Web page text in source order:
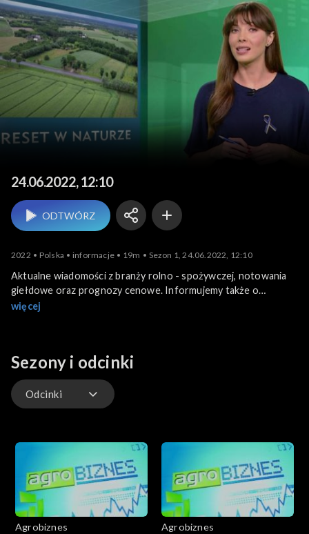
24.06.2022, 12:10
ODTWÓRZ
2022 Polska informacje 19m Sezon 1, 24.06.2022, 12:10
Aktualne wiadomości z branży rolno - spożywczej, notowania
giełdowe oraz prognozy cenowe. Informujemy także o
krajowych i zagranicznych wydarzeniach związanych z
więcej
Sezony i odcinki
Odcinki
Agrobiznes
Agrobiznes